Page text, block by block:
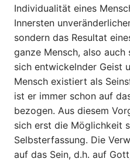
Individualität eines
Innersten
sondern das Resultat
ganze Mensch, also
sich entwickelnder Geist
Mensch existiert als
ist er immer schon auf
bezogen. Aus diesem
sich erst die Möglichkeit
Selbsterfassung. Die
auf das Sein, d.h. auf